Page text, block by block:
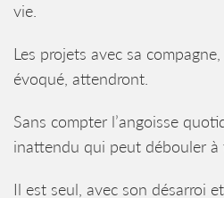
vie.
Les projets avec sa
évoqué, attendront.
Sans compter l’angoisse
inattendu qui peut débouler à
Il est seul, avec son désarroi